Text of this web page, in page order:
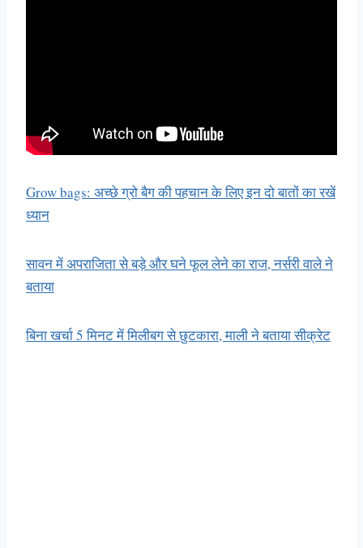
Grow bags: अच्छे ग्रो बैग की पहचान के लिए इन दो बातों का रखें
ध्यान
सावन में अपराजिता से बड़े और घने फूल लेने का राज, नर्सरी वाले ने
बताया
बिना खर्चा 5 मिनट में मिलीबग से छुटकारा, माली ने बताया सीक्रेट